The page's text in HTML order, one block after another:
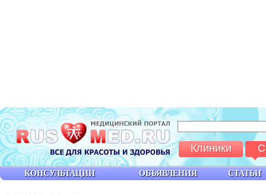
КОНСУЛЬТАЦИИ ОБЪЯВЛЕНИЯ СТАТЬИ
Клиники